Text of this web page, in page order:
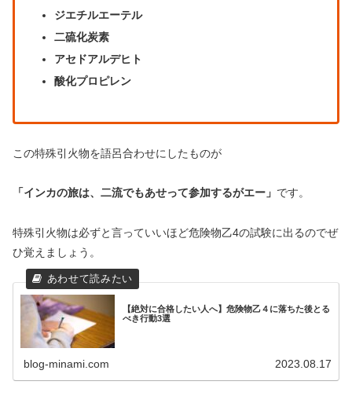
ジエチルエーテル
二硫化炭素
アセドアルデヒト
酸化プロピレン
この特殊引火物を語呂合わせにしたものが
「インカの旅は、二流でもあせって参加するがエー」 です。
特殊引火物は必ずと言っていいほど危険物乙4の試験に出るのでぜ
ひ覚えましょう。
【絶対に合格したい人へ】危険物乙４に落ちた後とる
べき行動3選
blog-minami.com 2023.08.17